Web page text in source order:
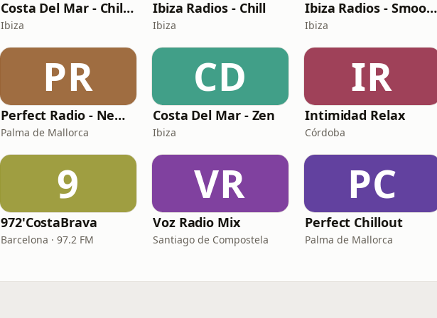
Costa Del Mar - Chillout
Ibiza
Ibiza Radios - Chill
Ibiza
Ibiza Radios - Smooth Jazz
Ibiza
PR
Perfect Radio - New Age
Palma de Mallorca
CD
Costa Del Mar - Zen
Ibiza
IR
Intimidad Relax
Córdoba
9
972'CostaBrava
Barcelona · 97.2 FM
VR
Voz Radio Mix
Santiago de Compostela
PC
Perfect Chillout
Palma de Mallorca